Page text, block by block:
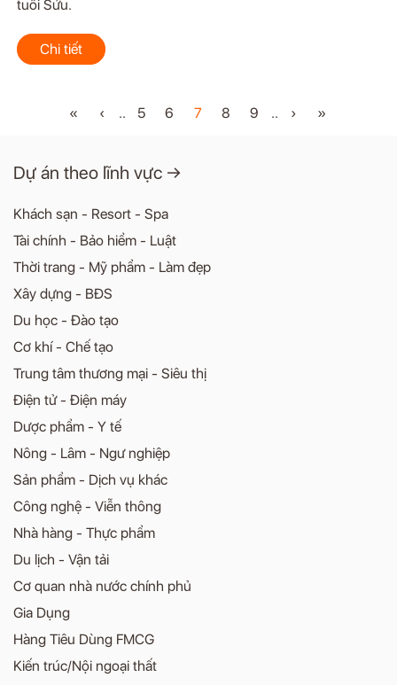
tuổi Sửu.
Chi tiết
« ‹ .. 5 6 7 8 9 .. › »
Dự án theo lĩnh vực →
Khách sạn - Resort - Spa
Tài chính - Bảo hiểm - Luật
Thời trang - Mỹ phẩm - Làm đẹp
Xây dựng - BĐS
Du học - Đào tạo
Cơ khí - Chế tạo
Trung tâm thương mại - Siêu thị
Điện tử - Điện máy
Dược phẩm - Y tế
Nông - Lâm - Ngư nghiệp
Sản phẩm - Dịch vụ khác
Công nghệ - Viễn thông
Nhà hàng - Thực phẩm
Du lịch - Vận tải
Cơ quan nhà nước chính phủ
Gia Dụng
Hàng Tiêu Dùng FMCG
Kiến trúc/Nội ngoại thất